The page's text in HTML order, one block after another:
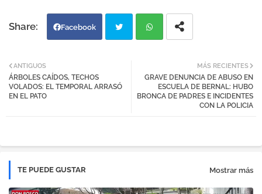
Facebook
tter atsa
MÁS RECIENTES
GRAVE DENUNCIA DE ABUSO EN
ESCUELA DE BERNAL: HUBO
BRONCA DE PADRES E INCIDENTES
CON LA POLICIA
ANTIGUOS
ÁRBOLES CAÍDOS, TECHOS
VOLADOS: EL TEMPORAL ARRASÓ
EN EL PATO
TE PUEDE GUSTAR Mostrar más